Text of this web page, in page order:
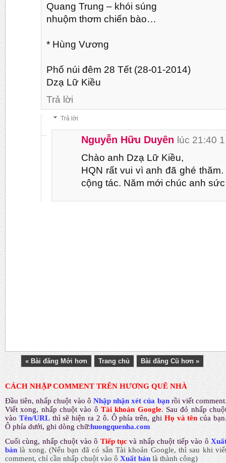
Quang Trung – khói súng
nhuộm thơm chiến bào…
* Hùng Vương
Phố núi đêm 28 Tết (28-01-2014)
Dzạ Lữ Kiều
Trả lời
Trả lời
Nguyễn Hữu Duyên lúc 21:40
Chào anh Dzạ Lữ Kiều,
HQN rất vui vì anh đã ghé
cộng tác. Năm mới chúc anh
« Bài đăng Mới hơn Trang chủ Bài đăng Cũ hơn »
CÁCH NHẬP COMMENT TRÊN HƯƠNG QUÊ NHÀ
Đầu tiên, nhấp chuột vào ô Nhập nhận xét của bạn rồi viết comment
Viết xong, nhấp chuột vào ô Tài khoản Google. Sau đó nhấp
vào Tên/URL thì sẽ hiện ra 2 ô. Ô phía trên, ghiHọ và tên của
Ô phía dưới, ghi dòng chữ:huongquenha.com
Cuối cùng, nhấp chuột vào ô Tiếp tục và nhấp chuột tiếp vào ô
bản là xong.(Nếu bạn đã có sẵn Tài khoản Google, thì sau khi
comment, chỉ cần nhấp chuột vào ôXuất bảnlà thành công)